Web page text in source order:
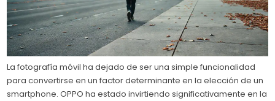
La fotografía móvil ha dejado de ser una simple funcionalidad
para convertirse en un factor determinante en la elección de un
smartphone. OPPO ha estado invirtiendo significativamente en la